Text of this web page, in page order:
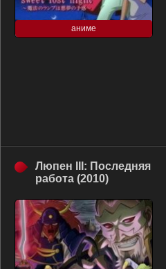
аниме
Люпен III: Последняя
работа (2010)